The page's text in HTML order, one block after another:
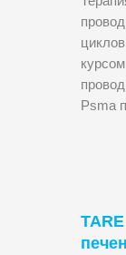
Psma